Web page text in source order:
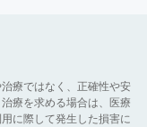
療ではなく、正確性や安
療を求める場合は、医療
に際して発生した損害に